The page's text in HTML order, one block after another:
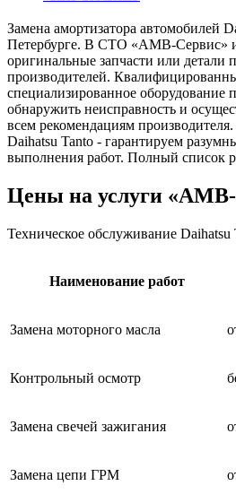
Замена амортизатора автомобилей
Петербурге. В СТО «АМВ-Сервис»
оригинальные запчасти или детали
производителей.
специализированное оборудование
обнаружить неисправность и
всем рекомендациям
Daihatsu Tanto - гарантируем
выполнения работ. Полный список
Цены на услуги
Техническое обслуживание Daihatsu
Наименование работ
Замена моторного масла
Контрольный осмотр
Замена свечей зажигания
Замена цепи ГРМ